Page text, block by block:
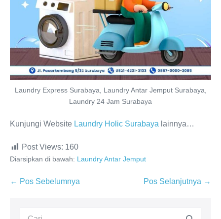
Laundry Express Surabaya, Laundry Antar Jemput Surabaya,
Laundry 24 Jam Surabaya
Kunjungi Website Laundry Holic Surabaya lainnya…
Post Views: 160
Diarsipkan di bawah: Laundry Antar Jemput
Navigasi
← Pos Sebelumnya Pos Selanjutnya →
Pencarian